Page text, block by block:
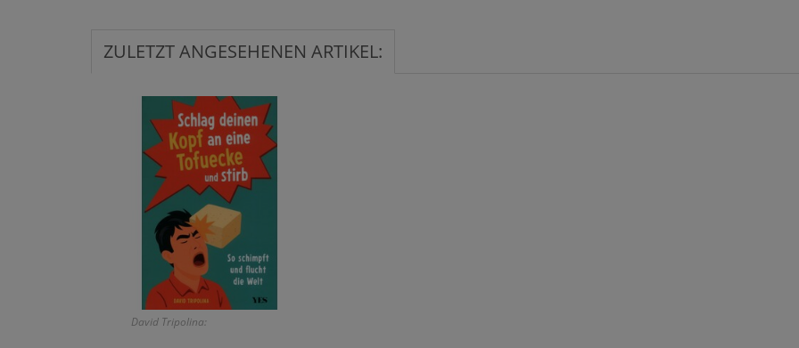
ZULETZT ANGESEHENEN ARTIKEL:
David Tripolina: